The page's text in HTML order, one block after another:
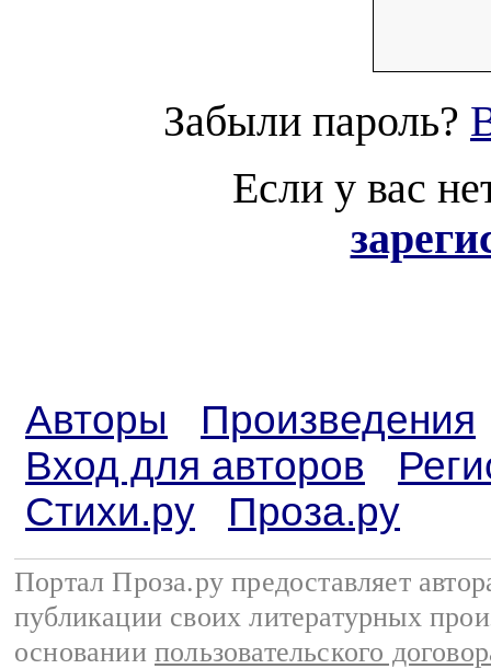
Забыли пароль?
Если у вас
Авторы
Произведения
Вход для авторов
Стихи.ру
Проза.ру
Портал Проза.ру предоставляет
публикации своих литературных
основании пользовательского